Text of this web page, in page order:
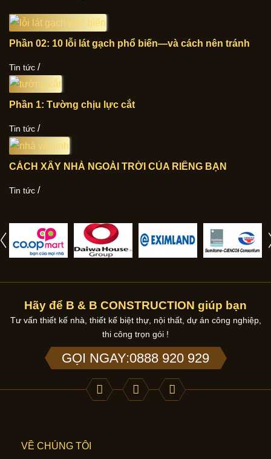
Phần 02: 10 lỗi lát gạch phổ biến—và cách nên tránh
Tin tức /
Phần 1: Tường chịu lực cắt
Tin tức /
CÁCH XÂY NHÀ NGOÀI TRỜI CỦA RIÊNG BẠN
Tin tức /
Hãy để B & B CONSTRUCTION giúp bạn
Tư vấn thiết kế nhà, thiết kế biệt thự, nội thất, dự án công nghiệp,
thi công trọn gói !
GỌI NGAY:0888 920 929
VỀ CHÚNG TÔI